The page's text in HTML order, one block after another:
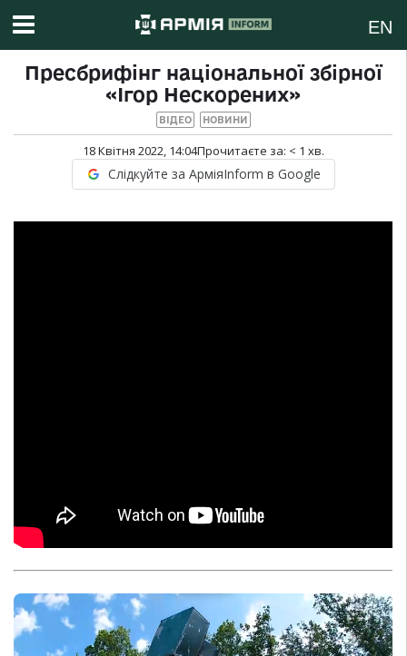
EN
Пресбрифінг національної збірної
«Ігор Нескорених»
ВІДЕО НОВИНИ
18 Квітня 2022, 14:04Прочитаєте за: < 1 хв.
Слідкуйте за АрміяInform в Google